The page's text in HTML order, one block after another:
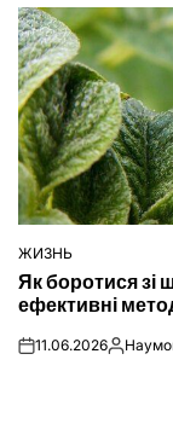
ОПУБЛІКУВАТИ
У
ЖИЗНЬ
Як боротися зі
ефективні
on11.06.2026